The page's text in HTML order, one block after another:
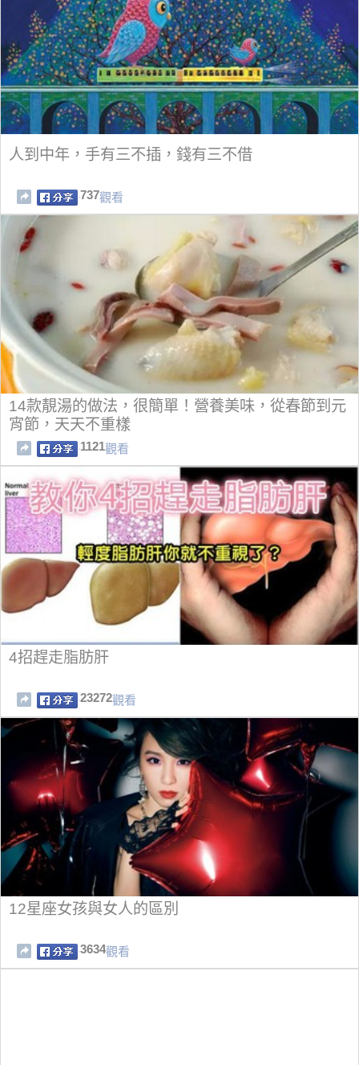
人到中年，手有三不插，錢有三不借
737觀看
14款靚湯的做法，很簡單！營養美味，從春節到元
宵節，天天不重樣
1121觀看
4招趕走脂肪肝
23272觀看
12星座女孩與女人的區別
3634觀看